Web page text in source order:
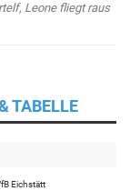
Leone fliegt raus
TABELLE
Eichstätt